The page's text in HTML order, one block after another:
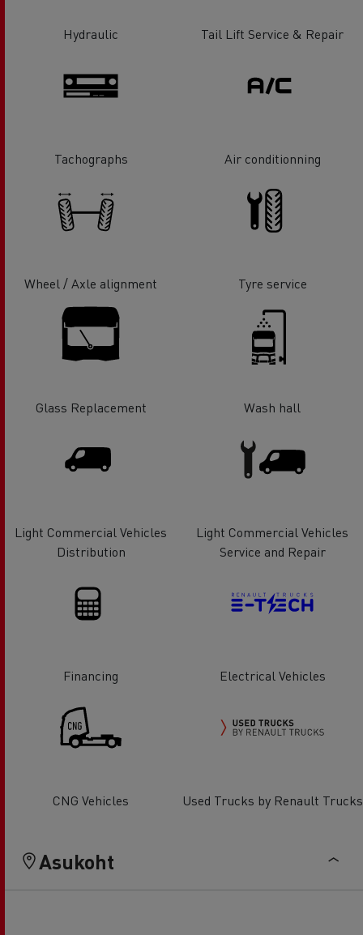
Hydraulic Tail Lift Service & Repair
Tachographs Air conditionning
Wheel / Axle alignment Tyre service
Glass Replacement Wash hall
Light Commercial Vehicles
Distribution
Light Commercial Vehicles
Service and Repair
Financing Electrical Vehicles
CNG Vehicles Used Trucks by Renault Trucks
Asukoht